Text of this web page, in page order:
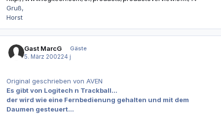
Gruß,
Horst
Gast MarcG
Gäste
5. März 200224 j
Original geschrieben von AVEN
Es gibt von Logitech n Trackball...
der wird wie eine Fernbedienung gehalten und mit dem
Daumen gesteuert...